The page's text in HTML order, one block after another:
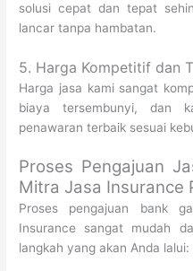
solusi cepat dan tepat
lancar tanpa hambatan.
5. Harga Kompetitif dan
Harga jasa kami sangat
biaya tersembunyi, dan
penawaran terbaik sesuai
Proses Pengajuan
Mitra Jasa Insurance
Proses pengajuan bank
Insurance sangat mudah
langkah yang akan Anda lalui: